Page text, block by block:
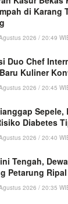
di Karang
2026 / 20:49
Duo Chef
Kuliner
2026 / 20:45
Sepele,
Diabetes
2026 / 20:40
Tengah,
Petarung
2026 / 20:35